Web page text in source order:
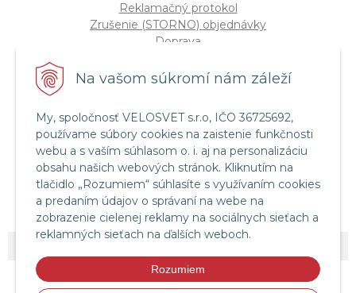
Na vašom súkromí nám záleží
My, spoločnosť VELOSVET s.r.o, IČO 36725692,
používame súbory cookies na zaistenie funkčnosti
webu a s vaším súhlasom o. i. aj na personalizáciu
obsahu našich webových stránok. Kliknutím na
tlačidlo „Rozumiem“ súhlasíte s využívaním cookies
a predaním údajov o správaní na webe na
zobrazenie cielenej reklamy na sociálnych sieťach a
reklamných sieťach na ďalších weboch.
Rozumiem
Reklamačný protokol
Zrušenie (STORNO) objednávky
Doprava
Štatút súťaže "Vianoce 2025"
Servis a služby
Servis bicyklov a elektrobicyklov
Retül Bike Fit
Instagram Velosvet
Facebook Velosvet